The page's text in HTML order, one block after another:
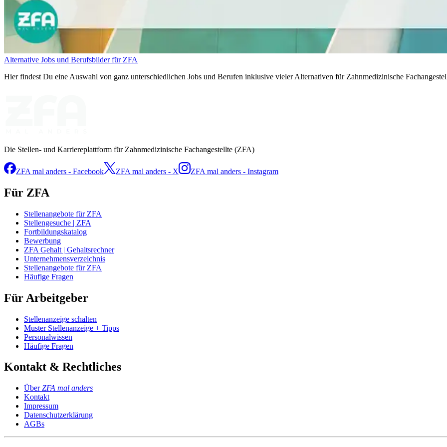
Alternative Jobs und Berufsbilder für ZFA
Hier findest Du eine Auswahl von ganz unterschiedlichen Jobs und Berufen inklusive vieler Alternativen für Zahnmedizinische
Die Stellen- und Karriereplattform für Zahnmedizinische Fachangestellte (ZFA)
ZFA mal anders - Facebook ZFA mal anders - X ZFA mal anders - Instagram
Für ZFA
Stellenangebote für ZFA
Stellengesuche | ZFA
Fortbildungskatalog
Bewerbung
ZFA Gehalt | Gehaltsrechner
Unternehmensverzeichnis
Stellenangebote für ZFA
Häufige Fragen
Für Arbeitgeber
Stellenanzeige schalten
Muster Stellenanzeige + Tipps
Personalwissen
Häufige Fragen
Kontakt & Rechtliches
ÜberZFA mal anders
Kontakt
Impressum
Datenschutzerklärung
AGBs